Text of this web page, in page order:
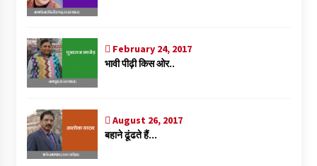
February 24, 2017
भावी पीढ़ी किस ओर..
August 26, 2017
बहाने ढूंढते हैं…